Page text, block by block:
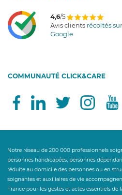
4,6/5
Avis clients récoltés sur
Google
COMMUNAUTÉ CLICK&CARE
Notre réseau de 200 000 professionnels
personnes handicapées, personnes
réduite au domicile des personnes ou en
soignantes et auxiliaires de vie
France pour les gestes et actes essentiels